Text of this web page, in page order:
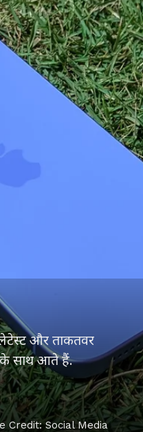
और ताकतवर
के साथ आते हैं.
Credit: Social Media